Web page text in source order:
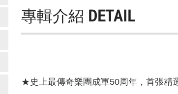
專輯介紹 DETAIL
★史上最傳奇樂團成軍50周年，首張精